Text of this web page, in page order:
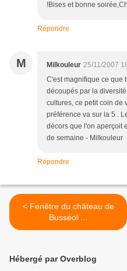
!Bises et bonne
Répondre
M Milkouleur 25/11/2007
C'est magnifique ce que
découpés par la
cultures, ce petit coin de
préférence va sur la 5 .
décors que l'on aperçoit
de semaine - Milkouleur
Répondre
< Fenêtre du château de
Busséol ...
Hébergé par Overblog